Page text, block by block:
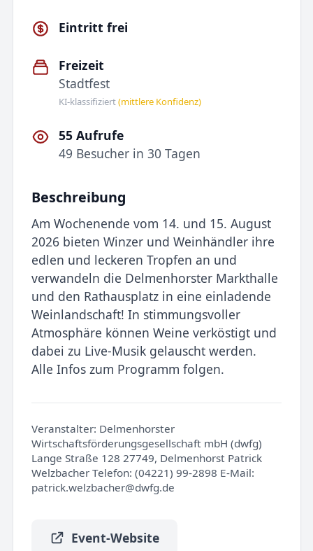
Eintritt frei
Freizeit
Stadtfest
KI-klassifiziert(mittlere Konfidenz)
55 Aufrufe
49 Besucher in 30 Tagen
Beschreibung
Am Wochenende vom 14. und 15. August
2026 bieten Winzer und Weinhändler ihre
edlen und leckeren Tropfen an und
verwandeln die Delmenhorster Markthalle
und den Rathausplatz in eine einladende
Weinlandschaft! In stimmungsvoller
Atmosphäre können Weine verköstigt und
dabei zu Live-Musik gelauscht werden.
Alle Infos zum Programm folgen.
Veranstalter: Delmenhorster
Wirtschaftsförderungsgesellschaft mbH (dwfg)
Lange Straße 128 27749, Delmenhorst Patrick
Welzbacher Telefon: (04221) 99-2898 E-Mail:
patrick.welzbacher@dwfg.de
Event-Website